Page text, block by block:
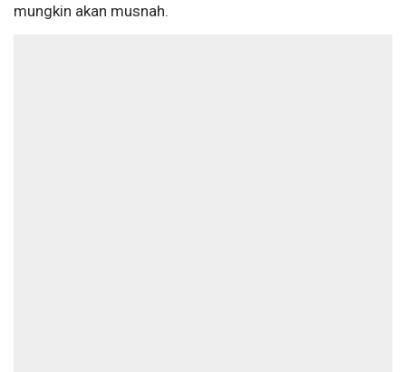
mungkin akan musnah.